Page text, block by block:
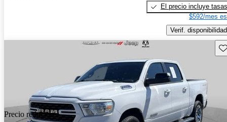
El precio incluye tasas
$592/mes
Verif. disponibilidad
Precio reducido